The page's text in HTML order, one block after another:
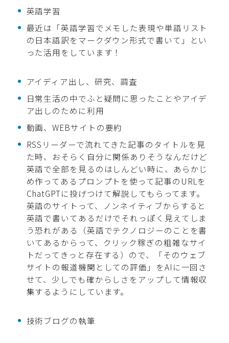
英語学習
最近は「英語学習でメモした表現や単語リスト
の日本語訳をマークダウン形式で書いて」とい
った活用をしています！
アイディア出し、研究、調査
日常生活の中でふと疑問に思ったことやアイデ
ア出しのために利用
動画、WEBサイトの要約
RSSリーダーで流れてきた記事のタイトルを見
た時、おそらく自分に関係ありそうなんだけど
英語で全部を見るのはしんどい時に、あらかじ
め作ってあるプロンプトを使って記事のURLを
ChatGPTに投げつけて解説してもらってます。
英語のサイトって、ノンネイティブからすると
英語で書いてあるだけでそれっぽく見えてしま
う恐れがある（英語でテクノロジーのことを書
いてあるからって、クリック稼ぎの粗雑なサイ
トだってきっと存在する）ので、「そのウェブ
サイトの報道機関としての評価」をAIに一回さ
せて、少しでも確からしさをアップして情報収
集するようにしています。
技術ブログの執筆